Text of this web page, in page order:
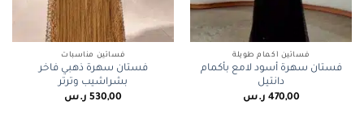
فساتين أكمام طويلة
فستان سهرة أسود لامع بأكمام
دانتيل
470,00 ر.س
فساتين مناسبات
فستان سهرة ذهبي فاخر
بشراشيب وترتر
530,00 ر.س